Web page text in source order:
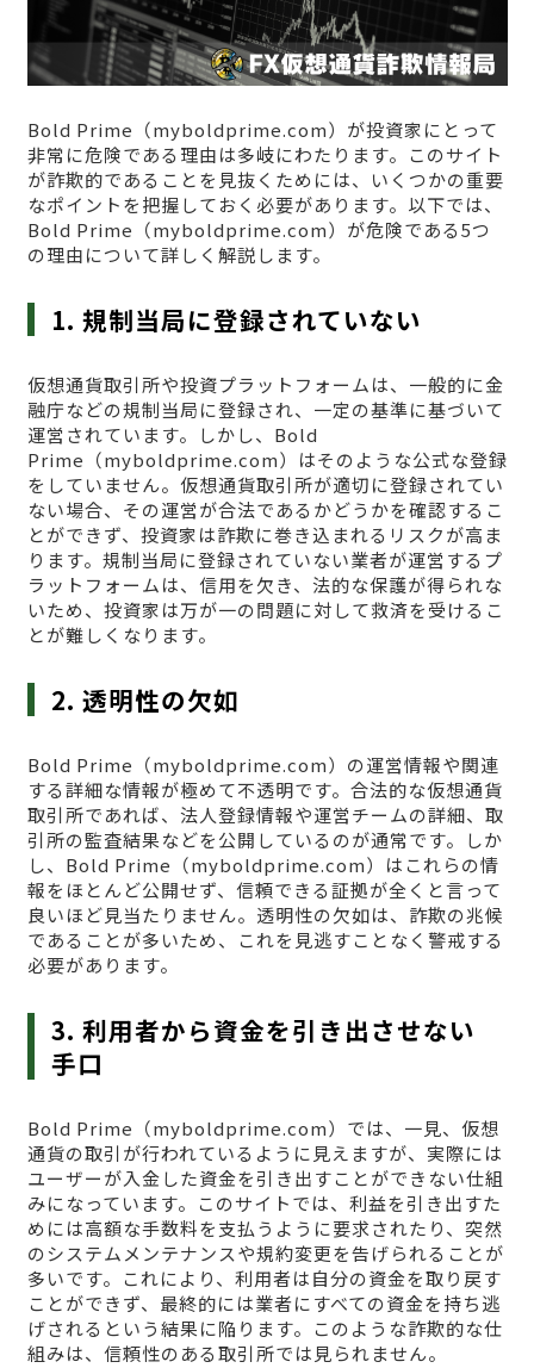
Bold Prime（myboldprime.com）が投資家にとって
非常に危険である理由は多岐にわたります。このサイト
が詐欺的であることを見抜くためには、いくつかの重要
なポイントを把握しておく必要があります。以下では、
Bold Prime（myboldprime.com）が危険である5つ
の理由について詳しく解説します。
1. 規制当局に登録されていない
仮想通貨取引所や投資プラットフォームは、一般的に金
融庁などの規制当局に登録され、一定の基準に基づいて
運営されています。しかし、Bold
Prime（myboldprime.com）はそのような公式な登録
をしていません。仮想通貨取引所が適切に登録されてい
ない場合、その運営が合法であるかどうかを確認するこ
とができず、投資家は詐欺に巻き込まれるリスクが高ま
ります。規制当局に登録されていない業者が運営するプ
ラットフォームは、信用を欠き、法的な保護が得られな
いため、投資家は万が一の問題に対して救済を受けるこ
とが難しくなります。
2. 透明性の欠如
Bold Prime（myboldprime.com）の運営情報や関連
する詳細な情報が極めて不透明です。合法的な仮想通貨
取引所であれば、法人登録情報や運営チームの詳細、取
引所の監査結果などを公開しているのが通常です。しか
し、Bold Prime（myboldprime.com）はこれらの情
報をほとんど公開せず、信頼できる証拠が全くと言って
良いほど見当たりません。透明性の欠如は、詐欺の兆候
であることが多いため、これを見逃すことなく警戒する
必要があります。
3. 利用者から資金を引き出させない
手口
Bold Prime（myboldprime.com）では、一見、仮想
通貨の取引が行われているように見えますが、実際には
ユーザーが入金した資金を引き出すことができない仕組
みになっています。このサイトでは、利益を引き出すた
めには高額な手数料を支払うように要求されたり、突然
のシステムメンテナンスや規約変更を告げられることが
多いです。これにより、利用者は自分の資金を取り戻す
ことができず、最終的には業者にすべての資金を持ち逃
げされるという結果に陥ります。このような詐欺的な仕
組みは、信頼性のある取引所では見られません。